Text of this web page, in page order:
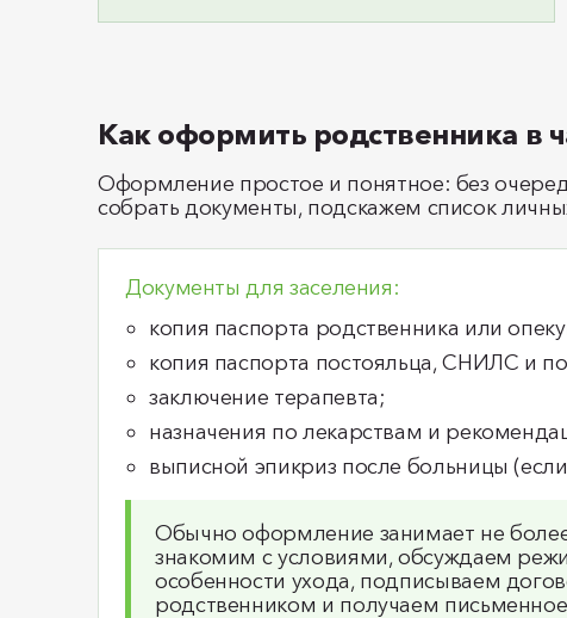
Как оформить родственника в
Оформление простое и понятное: без
собрать документы, подскажем список
Документы для заселения:
копия паспорта родственника или
копия паспорта постояльца, СНИЛС и
заключение терапевта;
назначения по лекарствам и
выписной эпикриз после больницы (если
Обычно оформление занимает не
знакомим с условиями, обсуждаем
особенности ухода, подписываем
родственником и получаем письменное